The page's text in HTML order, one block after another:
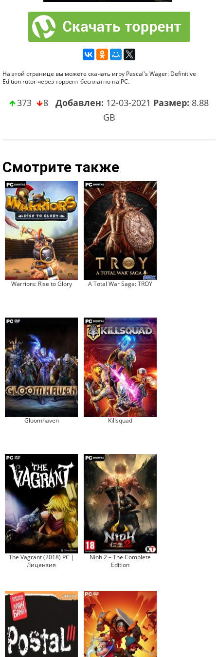
На этой странице вы можете скачать игру Pascal's Wager: Definitive
Edition rutor через торрент бесплатно на PC.
373 8 Добавлен: 12-03-2021 Размер: 8.88
GB
Смотрите также
Warriors: Rise to Glory A Total War Saga: TROY
Gloomhaven Killsquad
The Vagrant (2018) PC |
Лицензия
Nioh 2 – The Complete
Edition